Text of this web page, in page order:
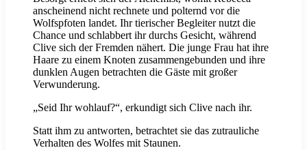
anscheinend nicht rechnete und polternd vor die
Wolfspfoten landet. Ihr tierischer Begleiter nutzt die
Chance und schlabbert ihr durchs Gesicht, während
Clive sich der Fremden nähert. Die junge Frau hat ihre
Haare zu einem Knoten zusammengebunden und ihre
dunklen Augen betrachten die Gäste mit großer
Verwunderung.
„Seid Ihr wohlauf?“, erkundigt sich Clive nach ihr.
Statt ihm zu antworten, betrachtet sie das zutrauliche
Verhalten des Wolfes mit Staunen.